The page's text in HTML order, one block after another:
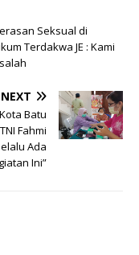
Seksual di
Terdakwa JE : Kami
NEXT
Batu
Fahmi
Ada
Ini”